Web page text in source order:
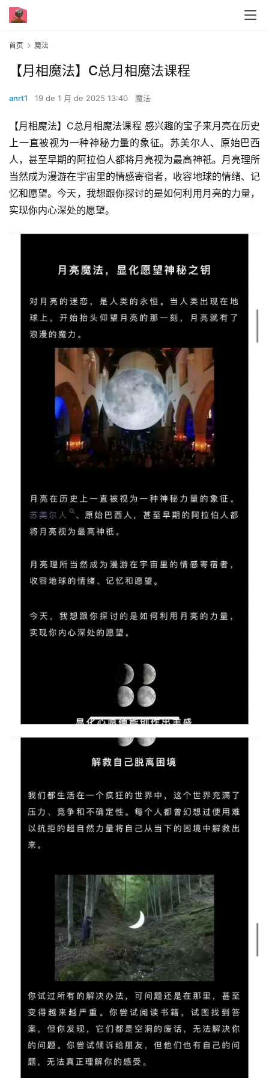
首页 魔法
【月相魔法】C总月相魔法课程
anrt1 19 de 1 月 de 2025 13:40 魔法
【月相魔法】C总月相魔法课程 感兴趣的宝子来月亮在历史
上一直被视为一种神秘力量的象征。苏美尔人、原始巴西
人，甚至早期的阿拉伯人都将月亮视为最高神祇。月亮理所
当然成为漫游在宇宙里的情感寄宿者，收容地球的情绪、记
忆和愿望。今天，我想跟你探讨的是如何利用月亮的力量，
实现你内心深处的愿望。